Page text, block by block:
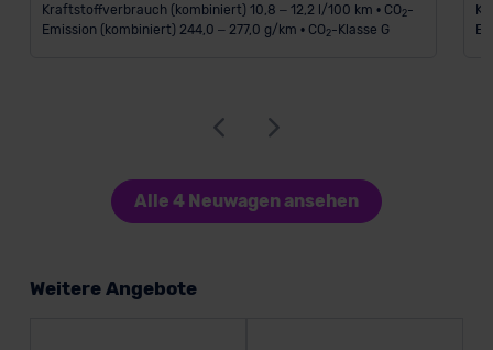
Kraftstoffverbrauch (kombiniert) 10,8 – 12,2 l/100 km • CO2-
Emission (kombiniert) 244,0 – 277,0 g/km • CO2-Klasse G
Alle 4 Neuwagen ansehen
Weitere Angebote